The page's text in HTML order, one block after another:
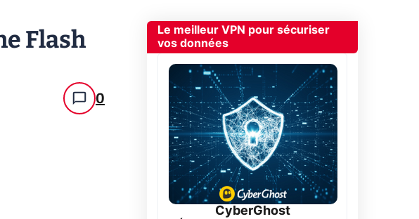
Flash
0
Le meilleur VPN pour sécuriser
vos données
CyberGhost